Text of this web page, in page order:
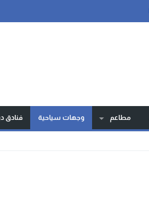
مطاعم وجهات سياحية فنادق